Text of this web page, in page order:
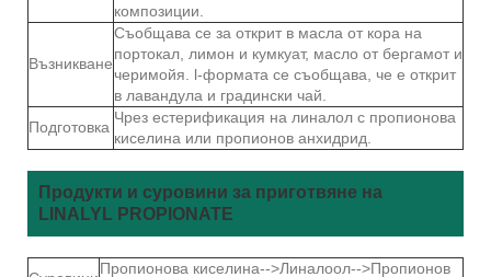
композиции.
Възникване
Съобщава се за открит в масла от кора на
портокал, лимон и кумкуат, масло от бергамот и
черимойя. l-формата се съобщава, че е открит
в лавандула и градински чай.
Подготовка
Чрез естерификация на линалол с пропионова
киселина или пропионов анхидрид.
Продукти и суровини за приготвяне на
LINALYL PROPIONATE
Пропионова киселина-->Линалоол-->Пропионов